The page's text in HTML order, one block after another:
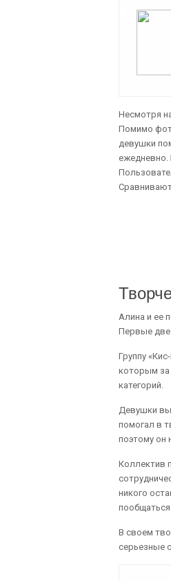
Несмотря
Помимо
девушки
ежедневно.
Алина и ее
Первые две
Группу
которым за
категорий.
Девушки
помогал в
поэтому он
Коллектив
никого
В своем
серьезные